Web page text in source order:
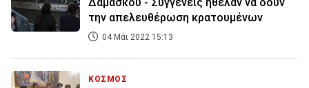
την απελευθέρωση κρατουμένων
04 Μάι 2022 15:13
ΚΟΣΜΟΣ